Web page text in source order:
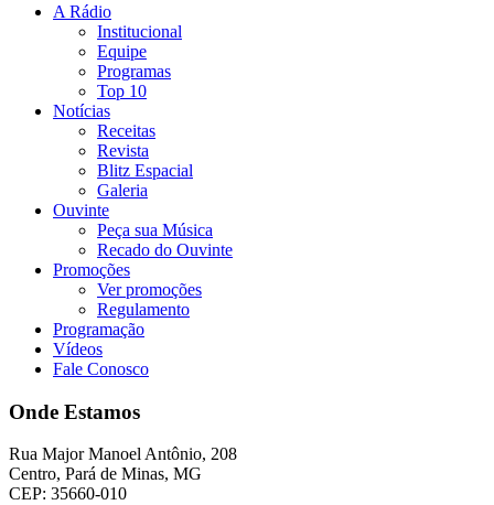
A Rádio
Institucional
Equipe
Programas
Top 10
Notícias
Receitas
Revista
Blitz Espacial
Galeria
Ouvinte
Peça sua Música
Recado do Ouvinte
Promoções
Ver promoções
Regulamento
Programação
Vídeos
Fale Conosco
Onde Estamos
Rua Major Manoel Antônio, 208
Centro, Pará de Minas, MG
CEP: 35660-010